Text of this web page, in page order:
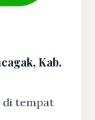
Kab.
di tempat